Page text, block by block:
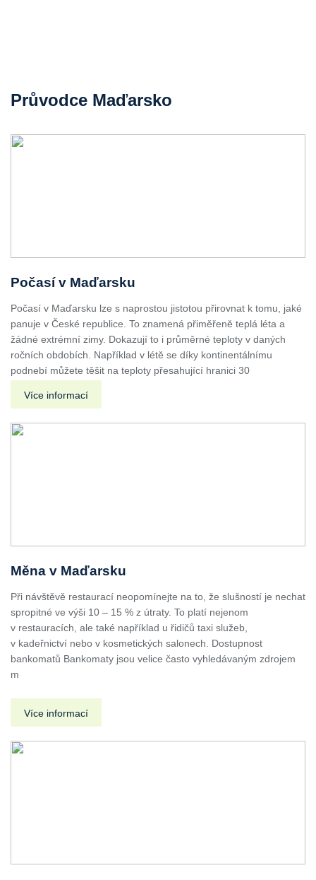
Průvodce Maďarsko
Počasí v Maďarsku
Počasí v Maďarsku lze s naprostou jistotou přirovnat k tomu, jaké
panuje v České republice. To znamená přiměřeně teplá léta a
žádné extrémní zimy. Dokazují to i průměrné teploty v daných
ročních obdobích. Například v létě se díky kontinentálnímu
podnebí můžete těšit na teploty přesahující hranici 30
Více informací
Měna v Maďarsku
Při návštěvě restaurací neopomínejte na to, že slušností je nechat
spropitné ve výši 10 – 15 % z útraty. To platí nejenom
v restauracích, ale také například u řidičů taxi služeb,
v kadeřnictví nebo v kosmetických salonech. Dostupnost
bankomatů Bankomaty jsou velice často vyhledávaným zdrojem
m
Více informací